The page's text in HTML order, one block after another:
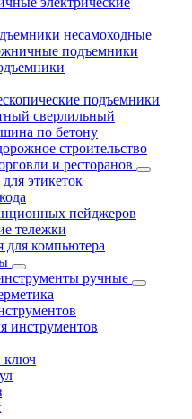
несамоходные
подъемники
подъемники
сверлильный
по бетону
строительство
и ресторанов
этикеток
пейджеров
тележки
для компьютера
ручные
инструментов
ключ